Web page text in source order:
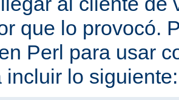
que lo provocó.
Perl para usar
incluir lo siguiente: